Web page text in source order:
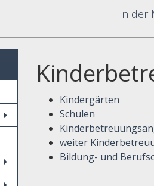
in der
Kindergärten
Schulen
weiter
Bildung- und